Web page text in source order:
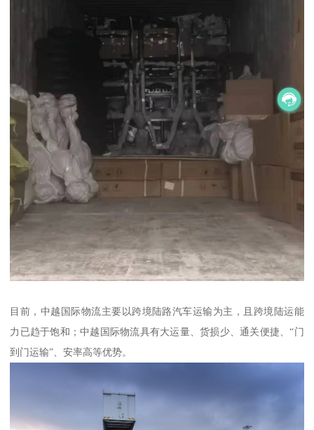
目前，中越国际物流主要以跨境陆路汽车运输为主，且跨境陆运能
力已趋于饱和；中越国际物流具有大运量、货损少、通关便捷、“门
到门运输”、安率高等优势。